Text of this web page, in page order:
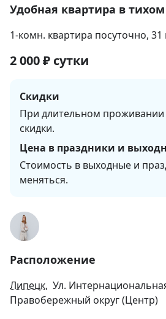
1
15
Удобная квартира в
1-комн. квартира посуточно, 31
2 000₽ сутки
Скидки
При длительном проживании
скидки.
Цена в праздники и
Стоимость в выходные и
меняться.
Расположение
Липецк, Ул.
Правобережный округ (Центр)